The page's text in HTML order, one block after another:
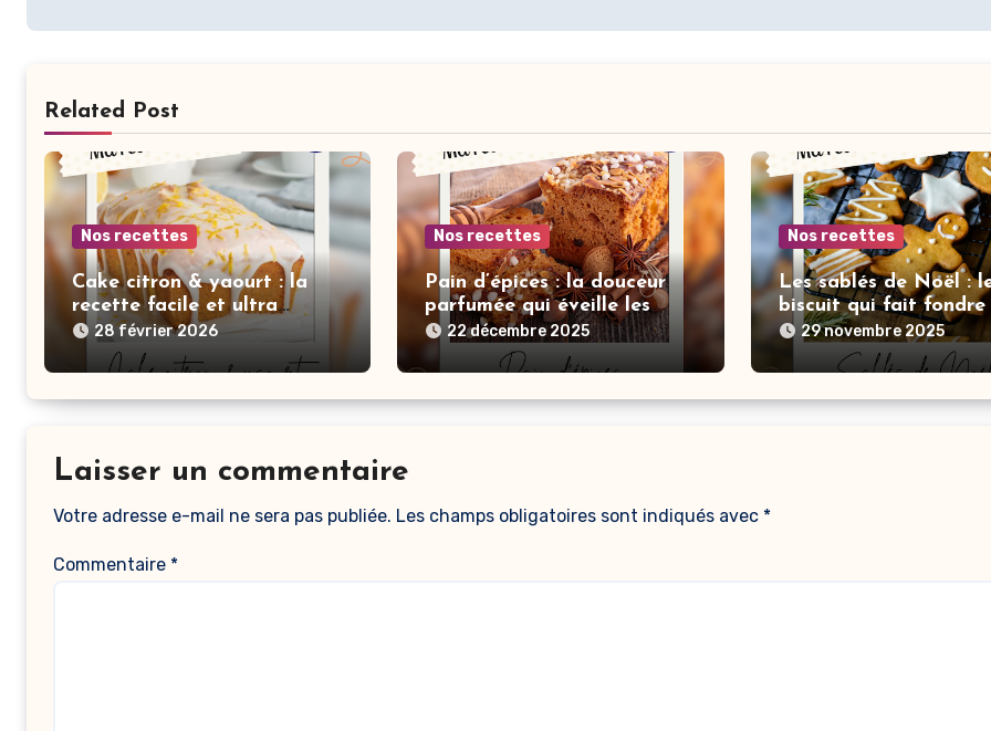
l’article
Related Post
Nos recettes
Cake citron & yaourt : la
recette facile et ultra
moelleuse
28 février 2026
Nos recettes
Pain d’épices : la douceur
parfumée qui éveille les
souvenirs de Noël
22 décembre 2025
Nos recettes
Les sablés de Noël :
biscuit qui fait fondre
29 novembre 2025
Laisser un commentaire
Votre adresse e-mail ne sera pas publiée. Les champs obligatoires sont indiqués avec *
Commentaire *